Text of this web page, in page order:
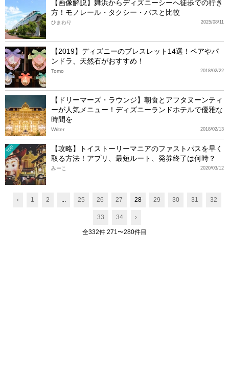
【画像解説】舞浜からディズニーシーへ徒歩での行き
方！モノレール・タクシー・バスと比較
2025/08/11
ひまわり
【2019】ディズニーのブレスレット14選！ペアやパ
ンドラ、天然石がおすすめ！
2018/02/22
Tomo
【ドリーマーズ・ラウンジ】朝食とアフタヌーンティ
ーが人気メニュー！ディズニーランドホテルで優雅な
時間を
2018/02/13
Writer
TDS
【攻略】トイストーリーマニアのファストパスを早く
取る方法！アプリ、最短ルート、発券終了は何時？
2020/03/12
みーこ
‹ 1 2 ... 25 26 27 28 29 30 31 32
33 34 ›
全332件 271〜280件目